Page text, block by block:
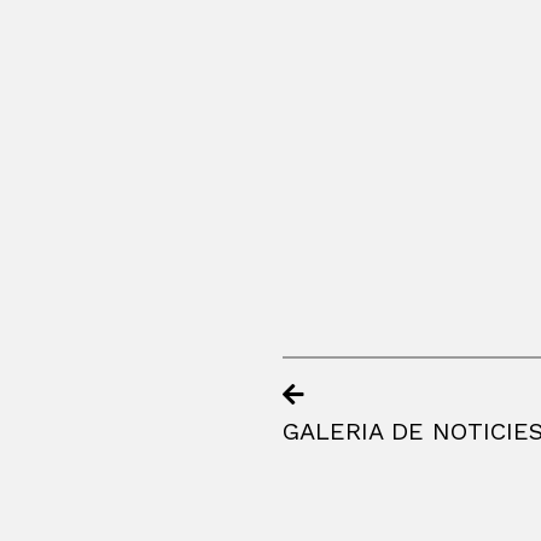
GALERIA DE